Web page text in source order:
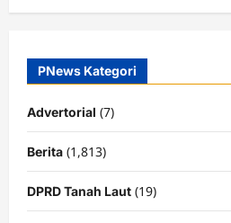
PNews Kategori
Advertorial (7)
Berita (1,813)
DPRD Tanah Laut (19)